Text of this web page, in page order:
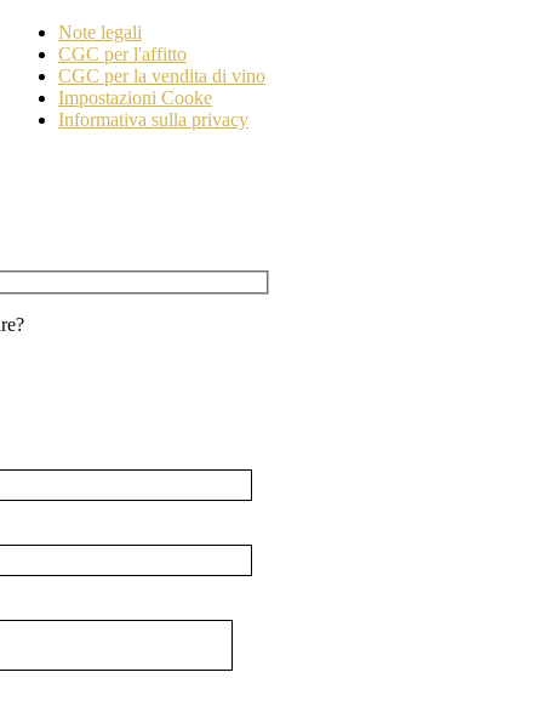
Note legali
CGC per l'affitto
CGC per la vendita di vino
Impostazioni Cooke
Informativa sulla privacy